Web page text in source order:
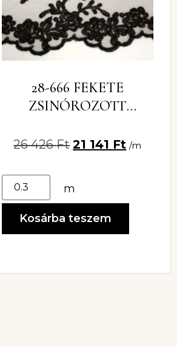
28-666 FEKETE
ZSINÓROZOTT
26 426Ft 21 141 Ft /m
m
Kosárba teszem